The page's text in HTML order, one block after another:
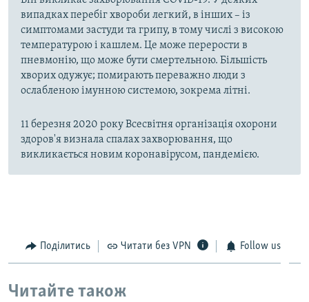
випадках перебіг хвороби легкий, в інших – із
симптомами застуди та грипу, в тому числі з високою
температурою і кашлем. Це може перерости в
пневмонію, що може бути смертельною. Більшість
хворих одужує; помирають переважно люди з
ослабленою імунною системою, зокрема літні.
11 березня 2020 року Всесвітня організація охорони
здоров'я визнала спалах захворювання, що
викликається новим коронавірусом, пандемією.
Поділитись Читати без VPN Follow us
Читайте також